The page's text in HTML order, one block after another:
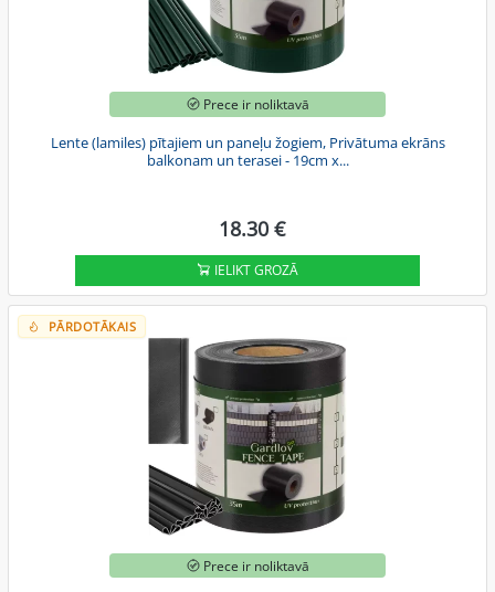
Prece ir noliktavā
Lente (lamiles) pītajiem un paneļu žogiem, Privātuma ekrāns
balkonam un terasei - 19cm x...
18.30 €
IELIKT GROZĀ
PĀRDOTĀKAIS
Prece ir noliktavā